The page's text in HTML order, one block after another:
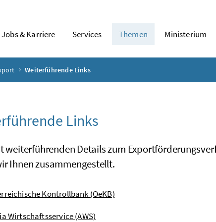
Jobs & Karriere Services Themen Ministerium
Weiterführende Links
Links
weiterführenden Details zum
Ihnen zusammengestellt.
Kontrollbank (OeKB)
Wirtschaftsservice (AWS)